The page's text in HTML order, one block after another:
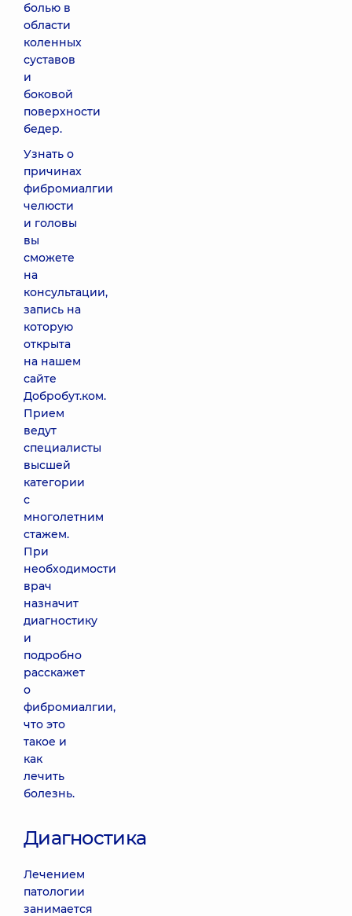
болью в
области
коленных
суставов
и
боковой
поверхности
бедер.
Узнать о
причинах
фибромиалгии
челюсти
и головы
вы
сможете
на
консультации,
запись на
которую
открыта
на нашем
сайте
Добробут.ком.
Прием
ведут
специалисты
высшей
категории
с
многолетним
стажем.
При
необходимости
врач
назначит
диагностику
и
подробно
расскажет
о
фибромиалгии,
что это
такое и
как
лечить
болезнь.
Диагностика
Лечением
патологии
занимается